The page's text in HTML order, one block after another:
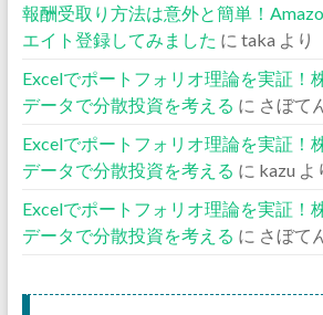
報酬受取り方法は意外と簡単！
エイト登録してみました に taka より
Excelでポートフォリオ理論を実証！
データで分散投資を考える に さぼて
Excelでポートフォリオ理論を実証！
データで分散投資を考える に kazu よ
Excelでポートフォリオ理論を実証！
データで分散投資を考える に さぼて